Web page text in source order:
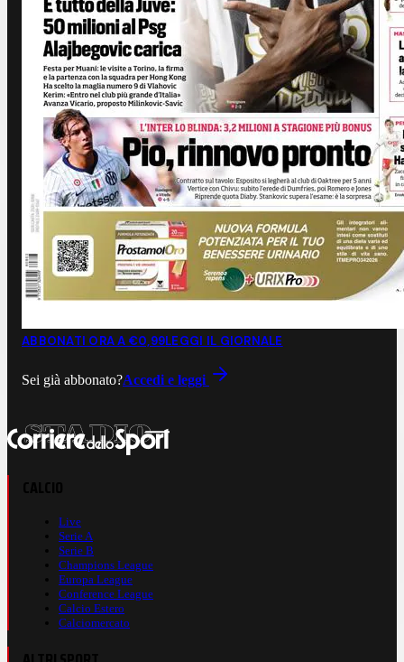
ABBONATI ORA A €0,99LEGGI IL GIORNALE
Sei già abbonato?Accedi e leggi
Live
Serie A
Serie B
Champions League
Europa League
Conference League
Calcio Estero
Calciomercato